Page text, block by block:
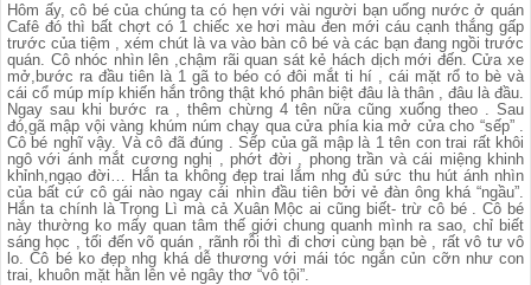
Hôm ấy, cô bé của chúng ta có hẹn với vài người bạn uống nước ở quán
Cafê đó thì bất chợt có 1 chiếc xe hơi màu đen mới cáu cạnh thắng gấp
trước của tiệm , xém chút là va vào bàn cô bé và các bạn đang ngồi trước
quán. Cô nhóc nhìn lên ,chậm rãi quan sát kẻ hách dịch mới đến. Cửa xe
mở,bước ra đầu tiên là 1 gã to béo có đôi mắt ti hí , cái mặt rổ to bè và
cái cổ múp míp khiến hắn trông thật khó phân biệt đâu là thân , đâu là đầu.
Ngay sau khi bước ra , thêm chừng 4 tên nữa cũng xuống theo . Sau
đó,gã mập vội vàng khúm núm chạy qua cửa phía kia mở cửa cho “sếp” .
Cô bé nghĩ vậy. Và cô đã đúng . Sếp của gã mập là 1 tên con trai rất khôi
ngô với ánh mắt cương nghị , phớt đời , phong trần và cái miệng khinh
khỉnh,ngạo đời… Hắn ta không đẹp trai lắm nhg đủ sức thu hút ánh nhìn
của bất cứ cô gái nào ngay cái nhìn đầu tiên bởi vẻ đàn ông khá “ngầu”.
Hắn ta chính là Trọng Lì mà cả Xuân Mộc ai cũng biết- trừ cô bé . Cô bé
này thường ko mấy quan tâm thế giới chung quanh mình ra sao, chỉ biết
sáng học , tối đến võ quán , rãnh rỗi thì đi chơi cùng bạn bè , rất vô tư vô
lo. Cô bé ko đẹp nhg khá dễ thương với mái tóc ngắn củn cỡn như con
trai, khuôn mặt hằn lên vẻ ngây thơ “vô tội”.